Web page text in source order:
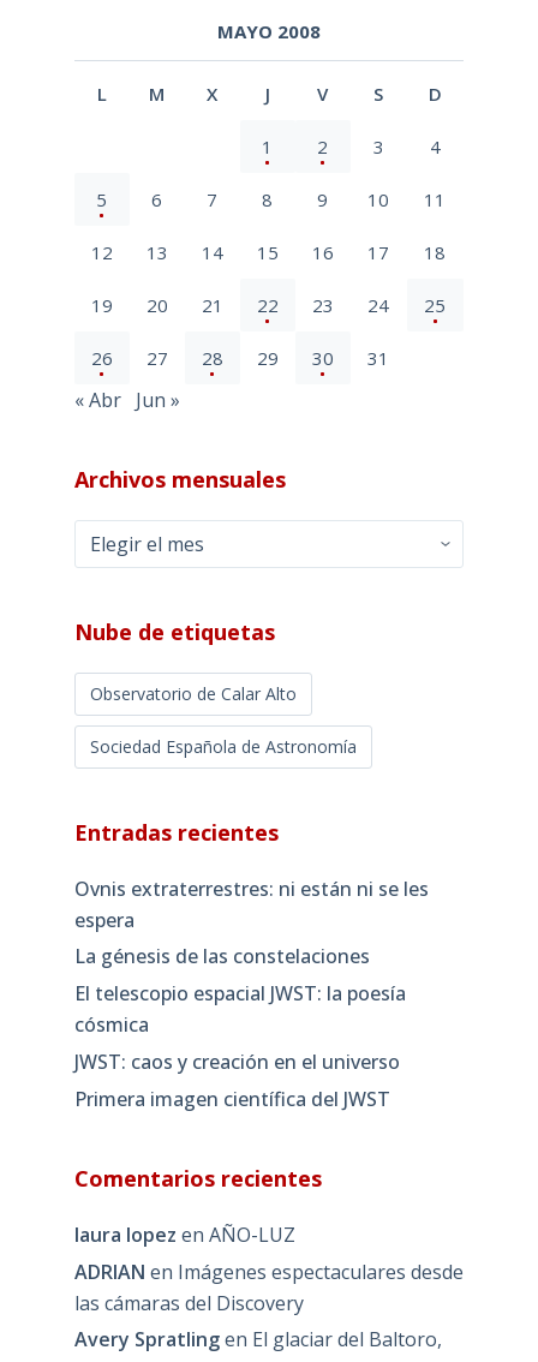
MAYO 2008
L M X J V S D
1 2 3 4
5 6 7 8 9 10 11
12 13 14 15 16 17 18
19 20 21 22 23 24 25
26 27 28 29 30 31
« Abr Jun »
Archivos mensuales
Archivos
mensuales
Nube de etiquetas
Observatorio de Calar Alto
Sociedad Española de Astronomía
Entradas recientes
Ovnis extraterrestres: ni están ni se les
espera
La génesis de las constelaciones
El telescopio espacial JWST: la poesía
cósmica
JWST: caos y creación en el universo
Primera imagen científica del JWST
Comentarios recientes
laura lopez en AÑO-LUZ
ADRIAN en Imágenes espectaculares desde
las cámaras del Discovery
Avery Spratlingen El glaciar del Baltoro,